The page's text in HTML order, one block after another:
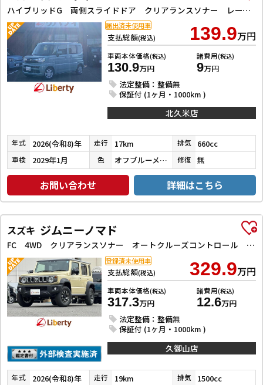
ハイブリッドG 両側スライドドア クリアランスソナー レーンアシスト オートライト スマートキー アイドリングストップ 電動格納ミラー ベンチシート CVT ESC エアコン パワーステアリング パワーウィンドウ
支払総額(税込) 139.9万円
車両本体価格(税込)
130.9万円
諸費用(税込)
9万円
法定整備：整備無
保証付 (1ヶ月・1000km )
届出済未使用車
北久米店
年式 2026(令和8)年 走行 17km 排気 660cc
車検 2029年1月 色 オフブルーメタリック 修復 無
お問い合わせ 詳細はこちら
スズキ ジムニーノマド
FC 4WD クリアランスソナー オートクルーズコントロール レーンアシスト 衝突被害軽減システム LEDヘッドランプ ヘッドライトウォッシャー アルミホイール スマートキー アイドリングストップ
支払総額(税込) 329.9万円
車両本体価格(税込)
317.3万円
諸費用(税込)
12.6万円
法定整備：整備無
保証付 (1ヶ月・1000km )
登録済未使用車
久御山店
年式 2026(令和8)年 走行 19km 排気 1500cc